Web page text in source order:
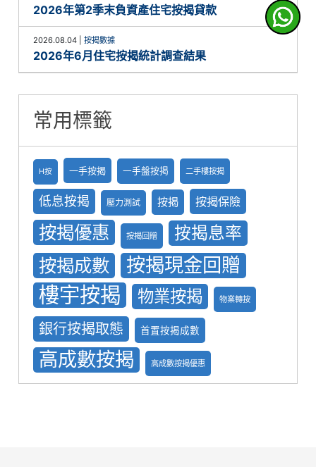
2026年第2季末負資產住宅按揭貸款
2026.08.04 |按揭數據
2026年6月住宅按揭統計調查結果
常用標籤
H按 一手按揭 一手盤按掲 二手樓按揭
低息按揭 壓力測試 按揭 按揭保險
按揭優惠 按揭回贈 按揭息率
按揭成數 按揭現金回贈
樓宇按揭 物業按揭 物業轉按
銀行按揭取態 首置按揭成數
高成數按揭 高成數按揭優惠